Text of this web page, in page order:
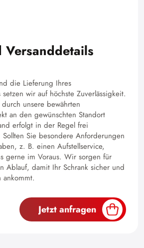
Versanddetails
die Lieferung Ihres
setzen wir auf höchste Zuverlässigkeit.
unsere bewährten
an den gewünschten Standort
erfolgt in der Regel frei
Sollten Sie besondere Anforderungen
z. B. einen Aufstellservice,
gerne im Voraus. Wir sorgen für
Ablauf, damit Ihr Schrank sicher und
Jetzt anfragen